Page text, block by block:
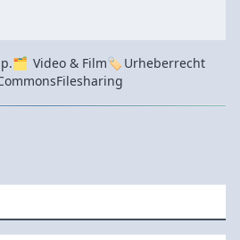
Video & Film Tags
Urheberrecht
Filesharing